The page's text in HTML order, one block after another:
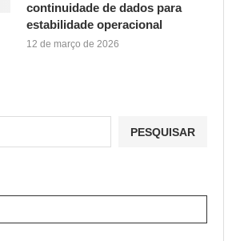
continuidade de dados para
estabilidade operacional
12 de março de 2026
PESQUISAR